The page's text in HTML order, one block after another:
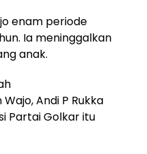
enam periode
Ia meninggalkan
anak.
Andi P Rukka
Partai Golkar itu